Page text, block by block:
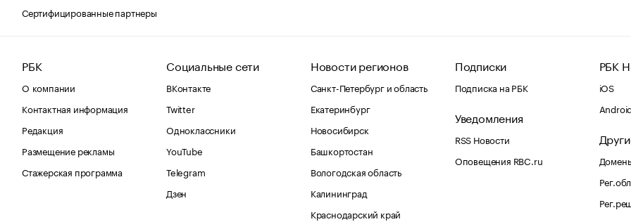
Сертифицированные партнеры
РБК
О компании
Контактная информация
Редакция
Размещение рекламы
Стажерская программа
Социальные сети
ВКонтакте
Twitter
Одноклассники
YouTube
Telegram
Дзен
Новости регионов
Санкт-Петербург и область
Екатеринбург
Новосибирск
Башкортостан
Вологодская область
Калининград
Краснодарский край
Подписки
Подписка на РБК
Уведомления
RSS Новости
Оповещения RBC.ru
РБК
iOS